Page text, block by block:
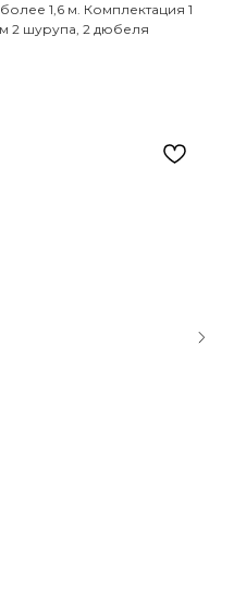
1,6 м. Комплектация 1
2 шурупа, 2 дюбеля